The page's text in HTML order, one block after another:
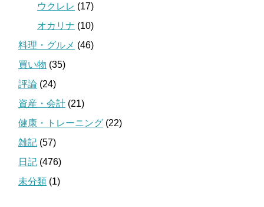
ウクレレ (17)
オカリナ (10)
料理・グルメ (46)
買い物 (35)
評論 (24)
資産・会計 (21)
健康・トレーニング (22)
雑記 (57)
日記 (476)
未分類 (1)